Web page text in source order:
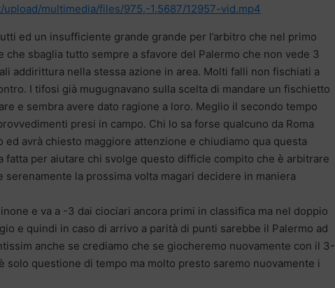
multimedia/files/975,-1,5687/12957-vid.mp4
ed un insufficiente grande grande per l’arbitro che nel primo
sbaglia tutto sempre a sfavore del Palermo che non vede 3
addirittura nella stessa azione in area. Molti falli non fischiati a
I tifosi già mugugnavano sulla scelta di mandare un fischietto
e sembra avere dato ragione a loro. Meglio il secondo tempo
presi in campo. Chi lo sa forse qualcuno da Roma
ed avrà chiesto maggiore attenzione e chiudiamo qua questa
fatta per aiutare chi svolge questo difficle compito che è arbitrare
la prossima volta magari decidere in maniera
e va a -3 dai ciociari ancora primi in classifica ma nel doppio
e quindi in caso di arrivo a parità di punti sarebbe il Palermo ad
anche se crediamo che se giocheremo nuovamente con il 3-
questione di tempo ma molto presto saremo nuovamente i